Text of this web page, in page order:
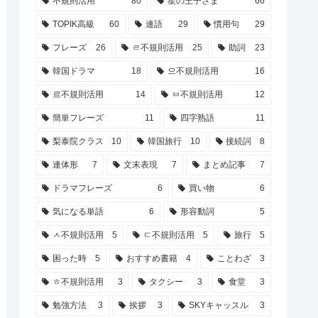
TOPIK高級 60 連語 29 慣用句 29
フレーズ 26 ㄹ不規則活用 25 助詞 23
韓国ドラマ 18 으不規則活用 16
르不規則活用 14 ㅂ不規則活用 12
簡単フレーズ 11 四字熟語 11
梨泰院クラス 10 韓国旅行 10 接続詞 8
連体形 7 文末表現 7 まとめ記事 7
ドラマフレーズ 6 買い物 6
気になる単語 6 形容動詞 5
ㅅ不規則活用 5 ㄷ不規則活用 5 旅行 5
困った時 5 おすすめ書籍 4 ことわざ 3
ㅎ不規則活用 3 タクシー 3 食堂 3
勉強方法 3 挨拶 3 SKYキャッスル 3